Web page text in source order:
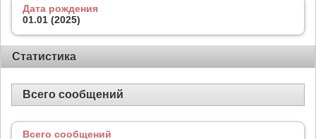
Дата рождения
01.01 (2025)
Статистика
Всего сообщений
Всего сообщений